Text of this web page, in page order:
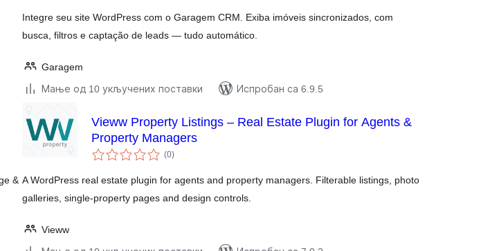
Integre seu site WordPress com o Garagem CRM. Exiba imóveis sincronizados, com
busca, filtros e captação de leads — tudo automático.
Garagem
Мање од 10 укључених поставки
Испробан са 6.9.5
&
Vieww Property Listings – Real Estate Plugin for Agents &
Property Managers
(0укупних
оцена
)
A WordPress real estate plugin for agents and property managers. Filterable listings, photo
galleries, single-property pages and design controls.
Vieww